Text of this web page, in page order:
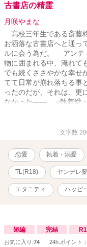
古書店の精霊
月咲やまな
高校三年生である斎藤
お洒落な古書店へと通っ
ルに会う為だ。 アンテ
物に囲まれる中、淹れて
でも続くささやかな幸
てて日常が崩れ落ちる
ったのだが、それは、更
なかった—— ○執着愛・
困った精霊と、女子高生
下さい。 【関連作品】
ばされた僕が獣人彼氏
文字数
恋愛 執着・溺愛
TL(R18) ヤンデレ
エタニティ ハッピ
短編 完結
お気に入り:74 24h.ポイント：